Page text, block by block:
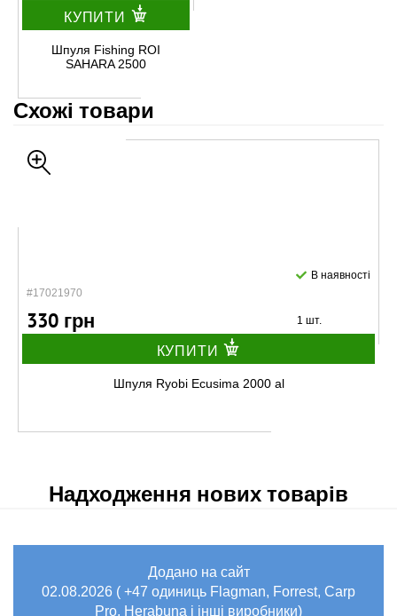
КУПИТИ
Шпуля Fishing ROI
SAHARA 2500
Схожі товари
#17021970
В наявності
330 грн 1 шт.
КУПИТИ
Шпуля Ryobi Ecusima 2000 al
#17020670
Надходження нових товарів
Додано на сайт
02.08.2026 ( +47 одиниць Flagman, Forrest, Carp
Pro, Herabuna і інші виробники)